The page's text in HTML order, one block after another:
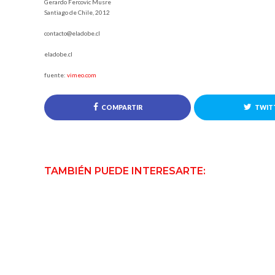
Gerardo Fercovic Musre
Santiago de Chile, 2012
contacto@eladobe.cl
eladobe.cl
fuente: vimeo.com
COMPARTIR
TAMBIÉN PUEDE INTERESARTE: